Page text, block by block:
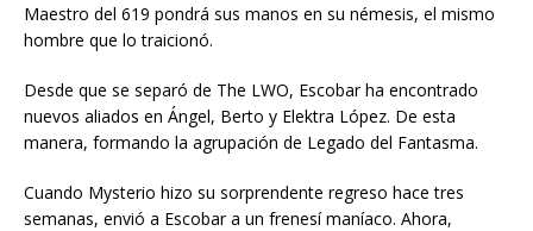
Maestro del 619 pondrá sus manos en su némesis, el mismo
hombre que lo traicionó.
Desde que se separó de The LWO, Escobar ha encontrado
nuevos aliados en Ángel, Berto y Elektra López. De esta
manera, formando la agrupación de Legado del Fantasma.
Cuando Mysterio hizo su sorprendente regreso hace tres
semanas, envió a Escobar a un frenesí maníaco. Ahora,